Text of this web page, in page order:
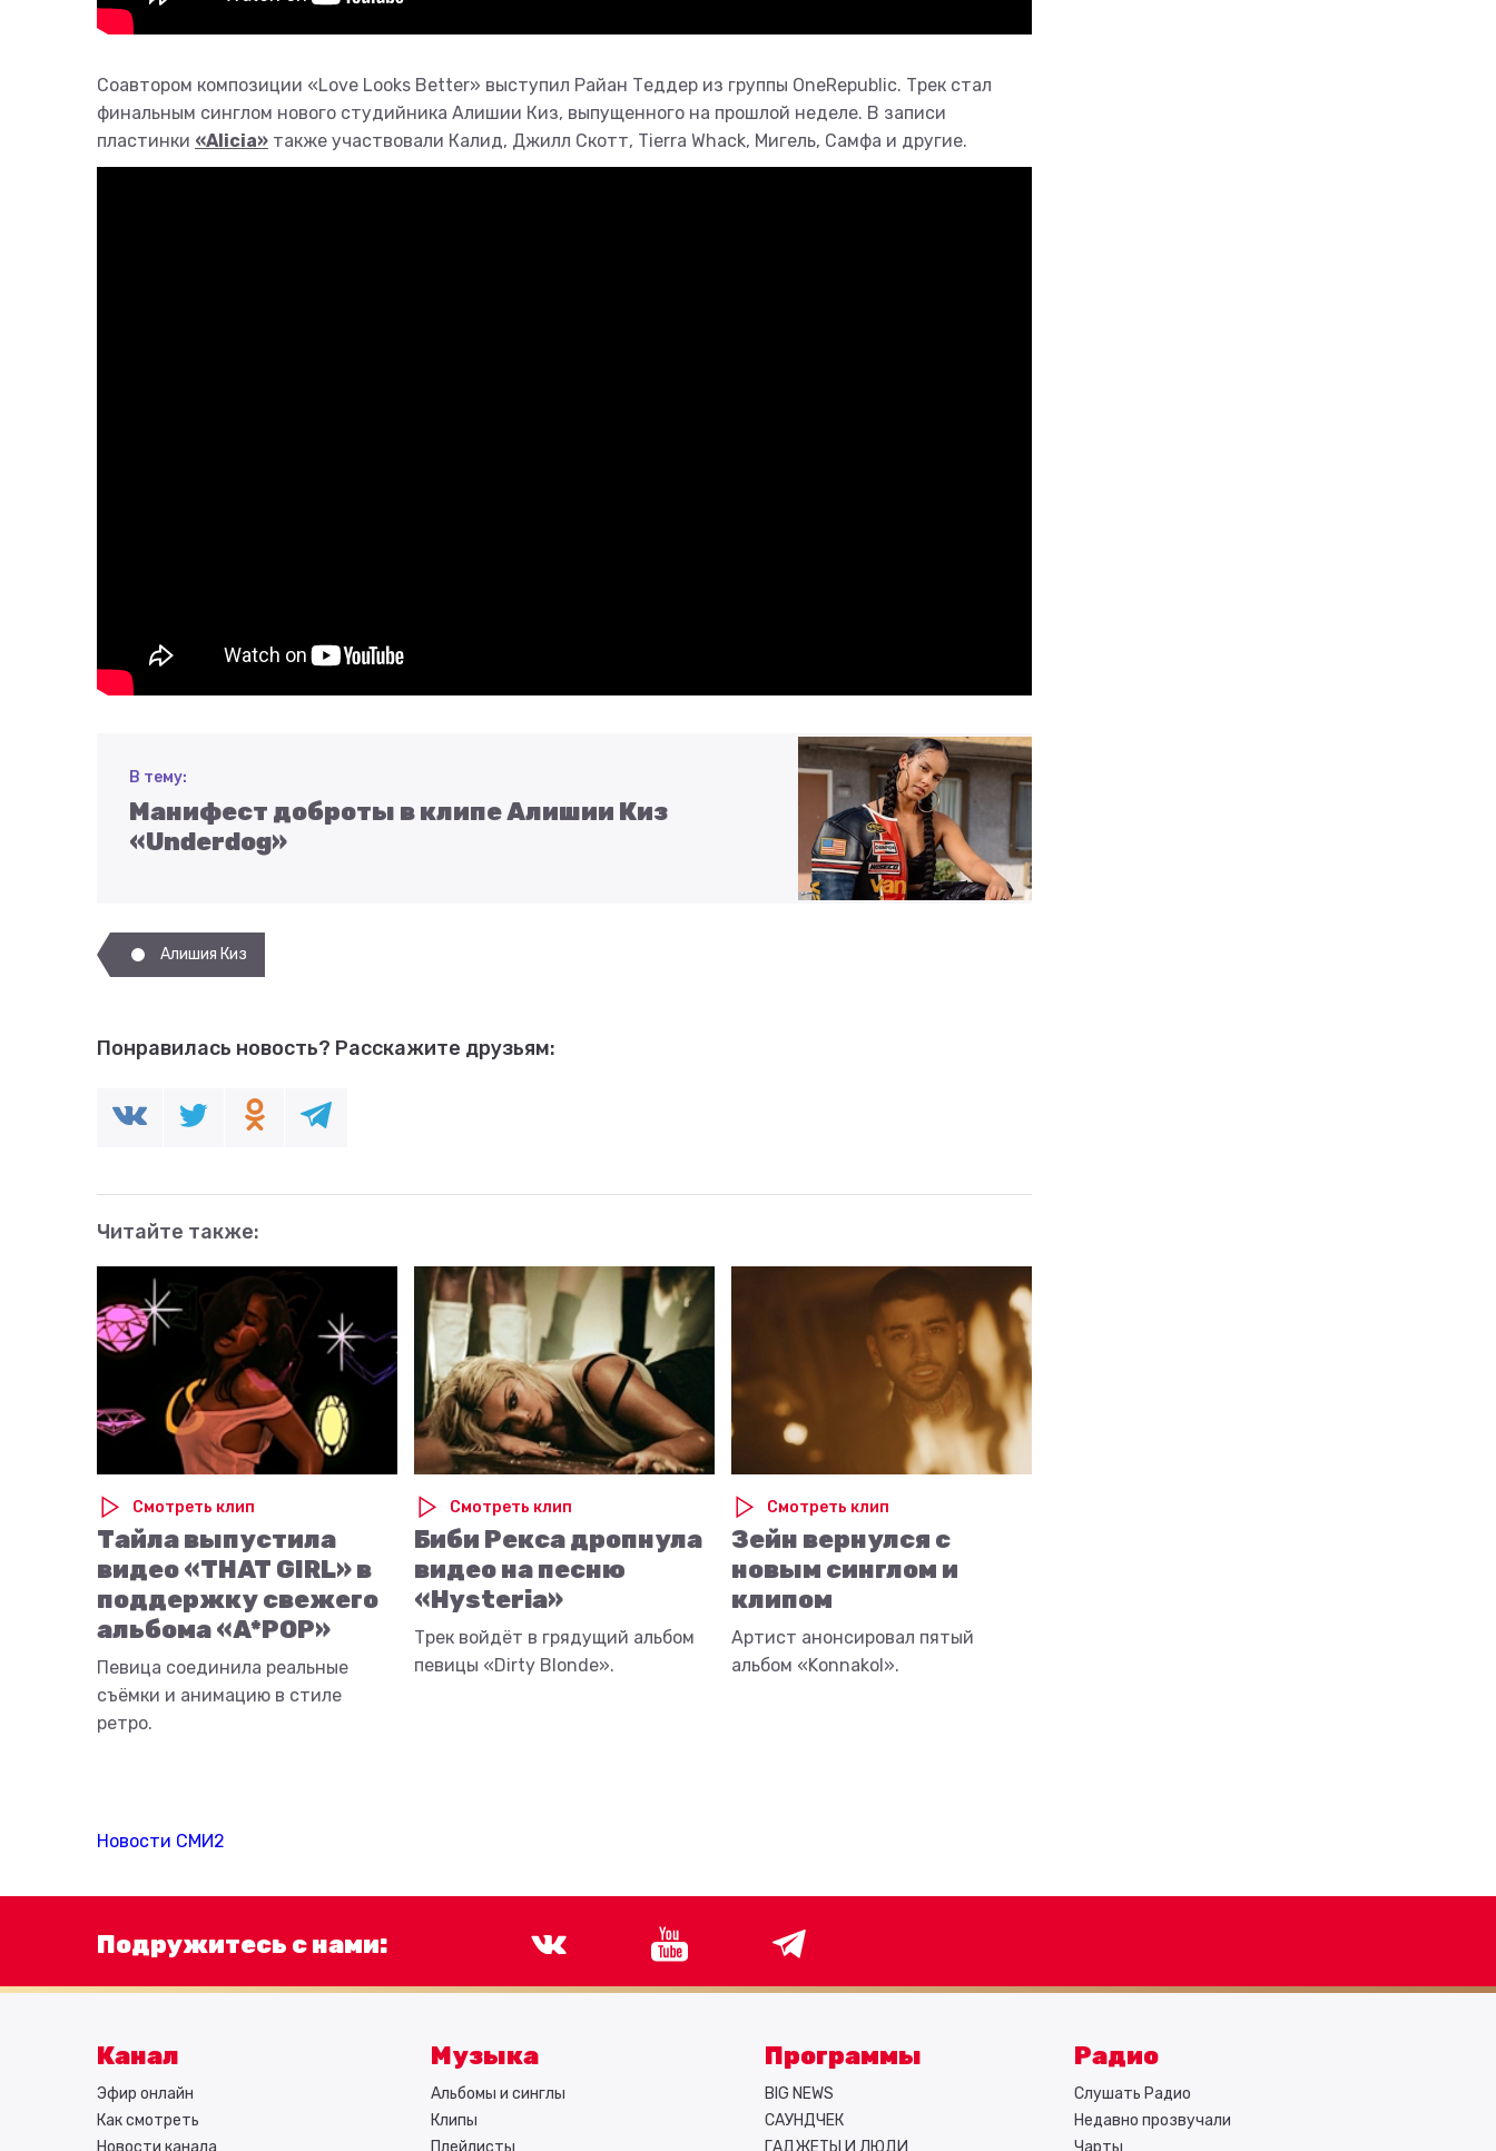
Соавтором композиции «Love Looks Better» выступил Райан Теддер из группы OneRepublic. Трек стал
финальным синглом нового студийника Алишии Киз, выпущенного на прошлой неделе. В записи
пластинки «Alicia» также участвовали Калид, Джилл Скотт, Tierra Whack, Мигель, Самфа и другие.
В тему:
Манифест доброты в клипе Алишии Киз
«Underdog»
Алишия Киз
Понравилась новость? Расскажите друзьям:
Читайте также:
Смотреть клип
Тайла выпустила
видео «THAT GIRL» в
поддержку свежего
альбома «A*POP»
Певица соединила реальные
съёмки и анимацию в стиле
ретро.
Смотреть клип
Биби Рекса дропнула
видео на песню
«Hysteria»
Трек войдёт в грядущий альбом
певицы «Dirty Blonde».
Смотреть клип
Зейн вернулся с
новым синглом и
клипом
Артист анонсировал пятый
альбом «Konnakol».
Новости СМИ2
Подружитесь с нами:
Канал
Эфир онлайн
Как смотреть
Новости канала
Музыка
Альбомы и синглы
Клипы
Плейлисты
Программы
BIG NEWS
САУНДЧЕК
ГАДЖЕТЫ И ЛЮДИ
Радио
Слушать Радио
Недавно прозвучали
Чарты